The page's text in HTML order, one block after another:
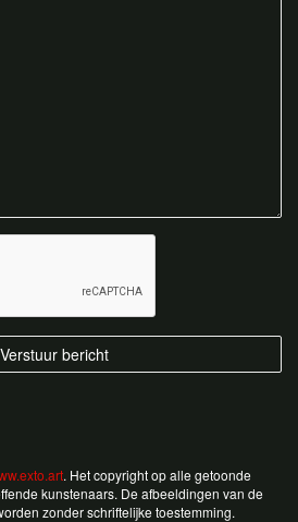
. Het copyright op alle getoonde
kunstenaars. De afbeeldingen van de
zonder schriftelijke toestemming.